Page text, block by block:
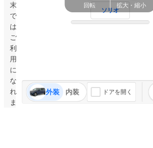
末
で
は
ご
利
用
に
な
れ
ま
ソリオ
外装 内装 ドアを開く
回転 拡大・縮小